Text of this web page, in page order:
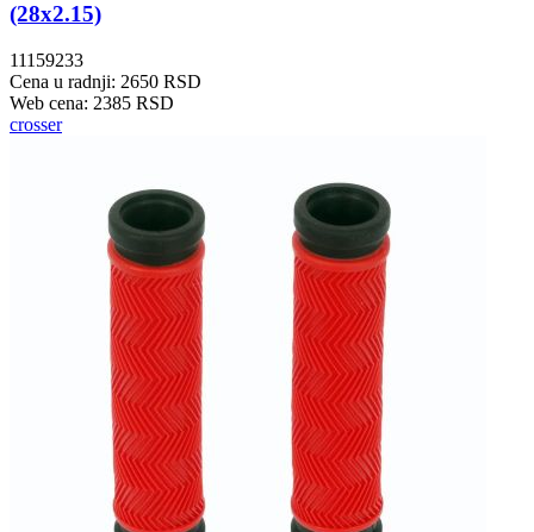
(28x2.15)
11159233
Cena u radnji: 2650 RSD
Web cena: 2385 RSD
crosser